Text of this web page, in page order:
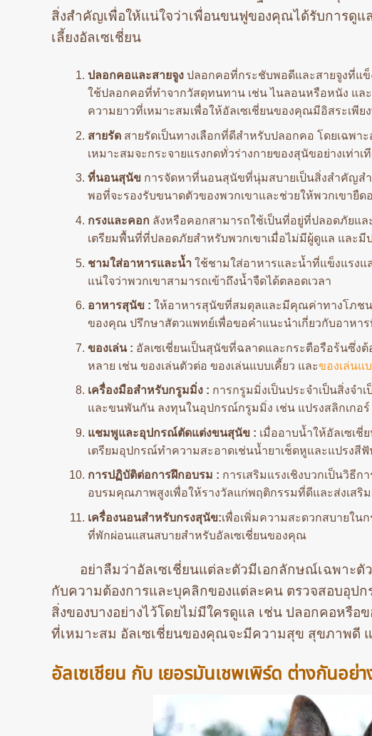
สิ่งสำคัญเพื่อให้แน่ใจว่าเพื่อนขนฟูของคุณได้รับการดู
เลี้ยงอัลเซเชี่ยน
ปลอกคอและสายจูง ปลอกคอที่กระชับพอดีและสายจูงที่แข็
ใช้ปลอกคอที่ทำจากวัสดุทนทาน เช่น ไนลอนหรือหนัง แล
ความยาวที่เหมาะสมเพื่อให้อัลเซเชี่ยนของคุณมีอิสระเพี
สายรัด สายรัดเป็นทางเลือกที่ดีสำหรับปลอกคอ โดยเฉพา
เหมาะสมจะกระจายแรงกดทั่วร่างกายของสุนัขอย่างเท่า
ที่นอนสุนัข การจัดหาที่นอนสุนัขที่นุ่มสบายเป็นสิ่งสำคัญส
พอที่จะรองรับขนาดตัวของพวกเขาและช่วยให้พวกเขายืด
กรงและคอก ลังหรือคอกสามารถใช้เป็นที่อยู่ที่ปลอดภัยแ
เตรียมพื้นที่ที่ปลอดภัยสำหรับพวกเขาเมื่อไม่มีผู้ดูแล และมี
ชามใส่อาหารและน้ำ ใช้ชามใส่อาหารและน้ำที่แข็งแรงแ
แน่ใจว่าพวกเขาสามารถเข้าถึงน้ำจืดได้ตลอดเวลา
อาหารสุนัข : ให้อาหารสุนัขที่สมดุลและมีคุณค่าทางโภชน
ของคุณ ปรึกษาสัตวแพทย์เพื่อขอคำแนะนำเกี่ยวกับอาหา
ของเล่น : อัลเซเชี่ยนเป็นสุนัขที่ฉลาดและกระตือรือร้นซึ่ง
หลาย เช่น ของเล่นตัวต่อ ของเล่นแบบเคี้ยว และของเล่นแ
เครื่องมือสำหรับกรูมมิ่ง : การกรูมมิ่งเป็นประจำเป็นสิ่งจำ
และขนพันกัน ลงทุนในอุปกรณ์กรูมมิ่ง เช่น แปรงสลิกเกอร์
แชมพูและอุปกรณ์ตัดแต่งขนสุนัข : เมื่ออาบน้ำให้อัลเซเ
เตรียมอุปกรณ์ทำความสะอาดเช่นน้ำยาเช็ดหูและแปรงสี
การปฏิบัติต่อการฝึกอบรม : การเสริมแรงเชิงบวกเป็นวิธี
อบรมคุณภาพสูงเพื่อให้รางวัลแก่พฤติกรรมที่ดีและส่งเสริ
เครื่องนอนสำหรับกรงสุนัข:เพื่อเพิ่มความสะดวกสบายใน
ที่พักผ่อนแสนสบายสำหรับอัลเซเชี่ยนของคุณ
อย่าลืมว่าอัลเซเชี่ยนแต่ละตัวมีเอกลักษณ์เฉพาะตั
กับความต้องการและบุคลิกของแต่ละคน ตรวจสอบอุป
สิ่งของบางอย่างไว้โดยไม่มีใครดูแล เช่น ปลอกคอหรือ
ที่เหมาะสม อัลเซเชี่ยนของคุณจะมีความสุข สุขภาพดี แ
อัลเซเชียน กับ เยอรมันเชพเพิร์ด ต่างกันอย่า